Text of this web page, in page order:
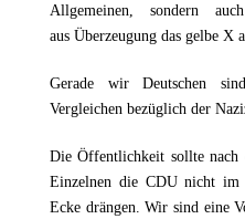
Allgemeinen, sondern
aus Überzeugung das gelbe X
Gerade wir Deutschen
Vergleichen bezüglich der Nazi
DieÖffentlichkeit sollte nach
Einzelnen die CDU nicht im
Ecke drängen. Wir sind eine